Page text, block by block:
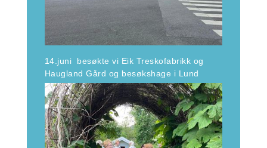
14.juni besøkte vi Eik Treskofabrikk og
Haugland Gård og besøkshage i Lund